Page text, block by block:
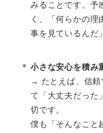
みることです。予
く、「何らかの理
事を見ているんだ
小さな安心を積み
→ たとえば、信頼
て「大丈夫だった
切です。
僕も「そんなこと